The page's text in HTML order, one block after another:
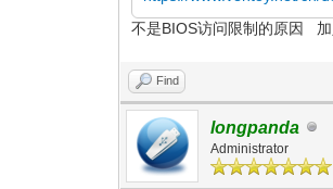
不是BIOS访问限制的原因
Find
longpanda
Administrator